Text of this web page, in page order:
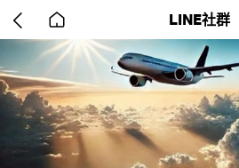
back
to
home
LINE社群